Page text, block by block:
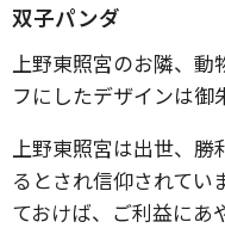
双子パンダ
上野東照宮のお隣、
フにしたデザインは御
上野東照宮は出世、
るとされ信仰されてい
ておけば、ご利益にあ